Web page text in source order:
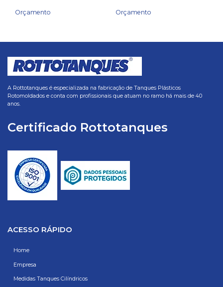
Orçamento Orçamento
A Rottotanques é especializada na fabricação de Tanques Plásticos
Rotomoldados e conta com profissionais que atuam no ramo há mais de 40
anos.
Certificado Rottotanques
ACESSO RÁPIDO
Home
Empresa
Medidas Tanques Cilíndricos